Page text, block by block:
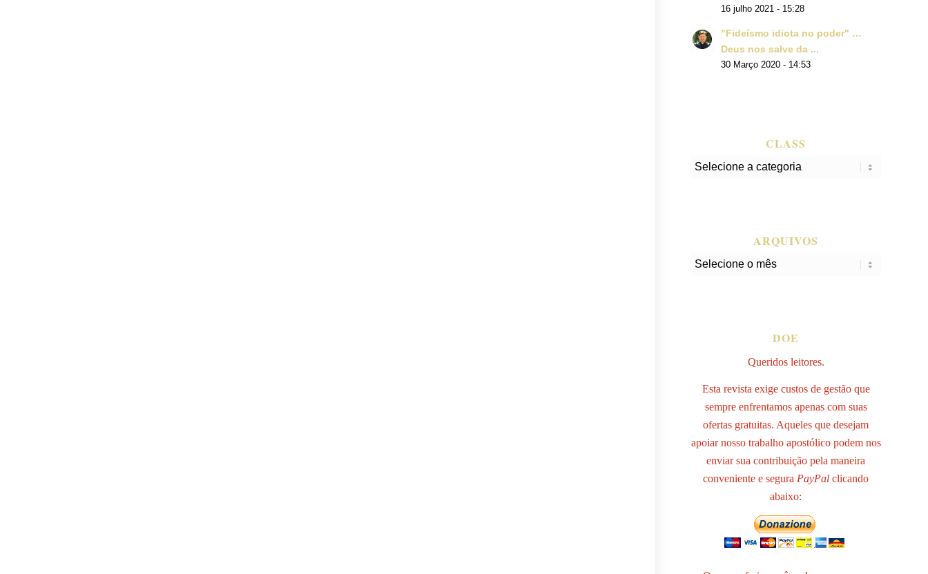
16 julho 2021 - 15:28
"Fideísmo idiota no poder" …
Deus nos salve da ...
30 Março 2020 - 14:53
CLASS
class
ARQUIVOS
DOE
Queridos leitores.
Esta revista exige custos de gestão que
sempre enfrentamos apenas com suas
ofertas gratuitas. Aqueles que desejam
apoiar nosso trabalho apostólico podem nos
enviar sua contribuição pela maneira
conveniente e seguraPayPal clicando
abaixo: